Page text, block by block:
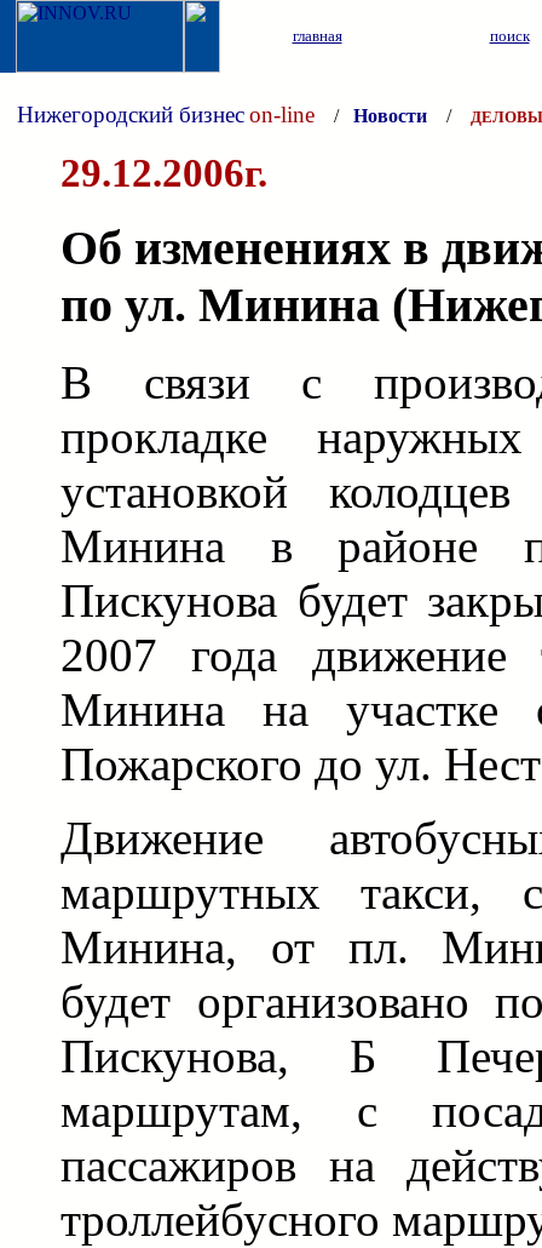
главная поиск
Нижегородский бизнесon-line / Новости /
29.12.2006г.
Об изменениях в
по ул. Минина
В связи с
прокладке
установкой
Минина в районе
Пискунова будет
2007 года движение
Минина на
Пожарского до ул.
Движение
маршрутных такси,
Минина, от пл.
будет организовано
Пискунова, Б
маршрутам, с
пассажиров на
троллейбусного